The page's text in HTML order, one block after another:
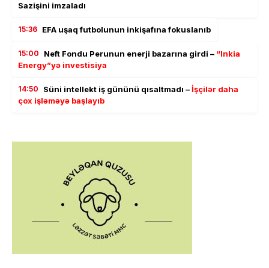
Sazişini imzaladı
15:36 EFA uşaq futbolunun inkişafına fokuslanıb
15:00 Neft Fondu Perunun enerji bazarına girdi – “Inkia
Energy”yə investisiya
14:50 Süni intellekt iş gününü qısaltmadı –İşçilər daha
çox işləməyə başlayıb